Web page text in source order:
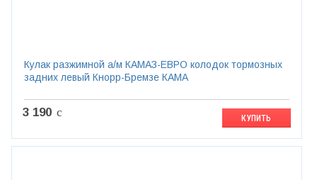
Кулак разжимной а/м КАМАЗ-ЕВРО колодок тормозных
задних левый Кнорр-Бремзе КАМА
3 190 c КУПИТЬ